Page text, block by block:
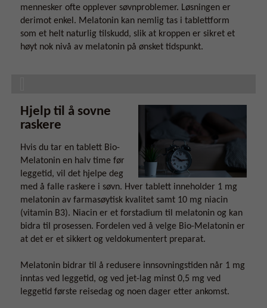
mennesker ofte opplever søvnproblemer. Løsningen er
derimot enkel. Melatonin kan nemlig tas i tablettform
som et helt naturlig tilskudd, slik at kroppen er sikret et
høyt nok nivå av melatonin på ønsket tidspunkt.
Hjelp til å sovne
raskere
Hvis du tar en tablett Bio-
Melatonin en halv time før
leggetid, vil det hjelpe deg
med å falle raskere i søvn. Hver tablett inneholder 1 mg
melatonin av farmasøytisk kvalitet samt 10 mg niacin
(vitamin B3). Niacin er et forstadium til melatonin og kan
bidra til prosessen. Fordelen ved å velge Bio-Melatonin er
at det er et sikkert og veldokumentert preparat.
Melatonin bidrar til å redusere innsovningstiden når 1 mg
inntas ved leggetid, og ved jet-lag minst 0,5 mg ved
leggetid første reisedag og noen dager etter ankomst.